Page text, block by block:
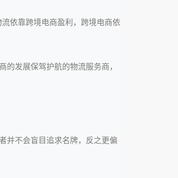
依靠跨境电商盈利，跨境电商依
发展保驾护航的物流服务商，
并不会盲目追求名牌，反之更偏